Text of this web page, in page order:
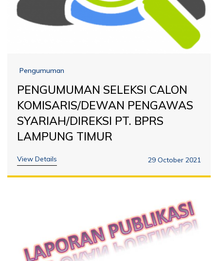
Pengumuman
PENGUMUMAN SELEKSI CALON
KOMISARIS/DEWAN PENGAWAS
SYARIAH/DIREKSI PT. BPRS
LAMPUNG TIMUR
View Details 29 October 2021